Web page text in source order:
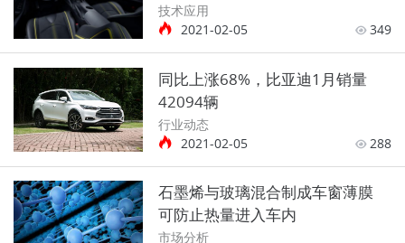
技术应用
2021-02-05
349
同比上涨68%，比亚迪1月销量
42094辆
行业动态
2021-02-05
288
石墨烯与玻璃混合制成车窗薄膜
可防止热量进入车内
市场分析